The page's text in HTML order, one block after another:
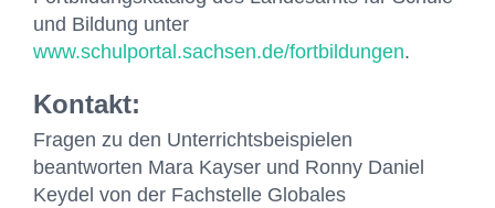
und Bildung unter
www.schulportal.sachsen.de/fortbildungen.
Kontakt:
Fragen zu den Unterrichtsbeispielen
beantworten Mara Kayser und Ronny Daniel
Keydel von der Fachstelle Globales